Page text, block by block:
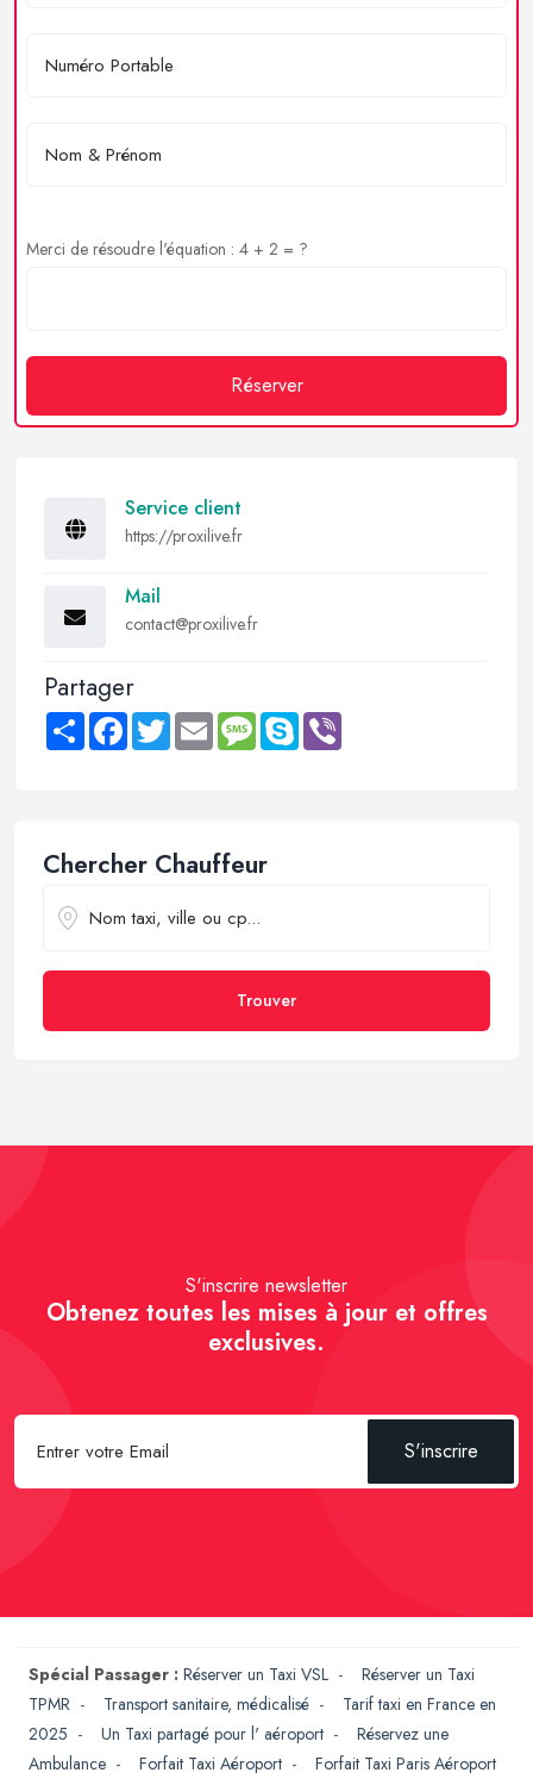
Merci de résoudre l'équation : 4 + 2 = ?
Réserver
Service client
https://proxilive.fr
Mail
contact@proxilive.fr
Partager
Share FacebookTwitter Email MessageSkype
Chercher Chauffeur
Trouver
S'inscrire newsletter
Obtenez toutes les mises à jour et offres
exclusives.
S'inscrire
Spécial Passager : Réserver un Taxi VSL - Réserver un Taxi
TPMR - Transport sanitaire, médicalisé - Tarif taxi en France en
2025 - Un Taxi partagé pour l' aéroport - Réservez une
Ambulance - Forfait Taxi Aéroport - Forfait Taxi Paris Aéroport